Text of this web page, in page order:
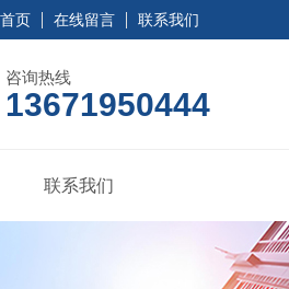
页 在线留言 联系我们
咨询热线
13671950444
联系我们